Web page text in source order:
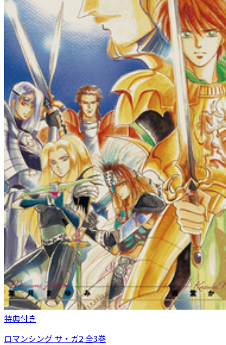
特典付き
ロマンシング サ・ガ2 全3巻